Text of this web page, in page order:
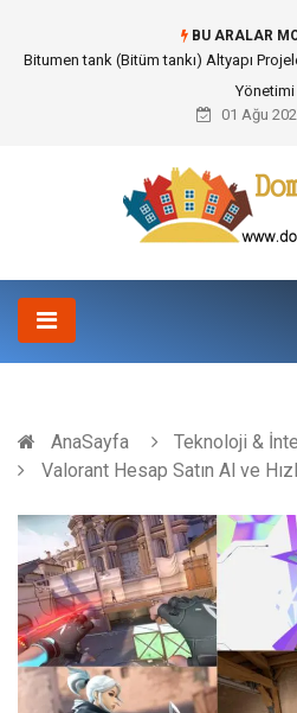
BU ARALAR
Bitumen tank (Bitüm tankı) Altyapı
Yönetimi
01 Ağu
AnaSayfa
Teknoloji &
Valorant Hesap Satın Al ve